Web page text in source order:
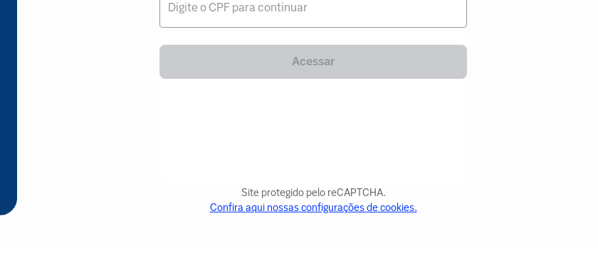
Digite o CPF para continuar
Acessar
Site protegido pelo reCAPTCHA.
Confira aqui nossas configurações de cookies.